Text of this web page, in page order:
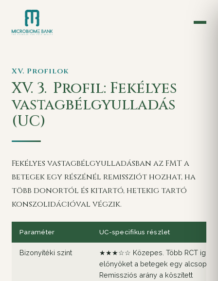
XV. Profilok
XV. 3. Profil: Fekélyes
vastagbélgyulladás
(UC)
Fekélyes vastagbélgyulladásban az FMT a
betegek egy részénél remissziót hozhat, ha
több donortól és kitartó, hetekig tartó
konszolidációval végzik.
Paraméter UC-specifikus részlet
Bizonyítéki szint
★★★☆☆ Közepes. Több RCT
előnyöket a betegek egy
Remissziós arány a köszített